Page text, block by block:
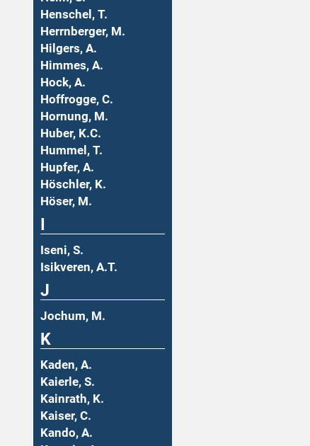
Henschel, T.
Herrnberger, M.
Hilgers, A.
Himmes, A.
Hock, A.
Hoffrogge, C.
Hornung, M.
Huber, K.C.
Hummel, T.
Hupfer, A.
Höschler, K.
Höser, M.
Iseni, S.
Isikveren, A.T.
J
Jochum, M.
K
Kaden, A.
Kaierle, S.
Kainrath, K.
Kaiser, C.
Kando, A.